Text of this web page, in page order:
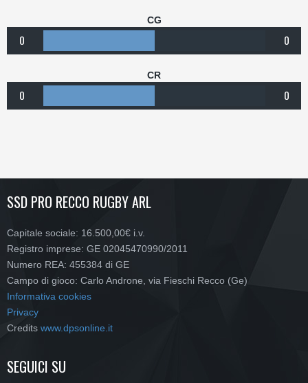
CG
0 0
CR
0 0
SSD PRO RECCO RUGBY ARL
Capitale sociale: 16.500,00€ i.v.
Registro imprese: GE 02045470990/2011
Numero REA: 455384 di GE
Campo di gioco: Carlo Androne, via Fieschi Recco (Ge)
Informativa cookies
Privacy
Credits www.dpsonline.it
SEGUICI SU